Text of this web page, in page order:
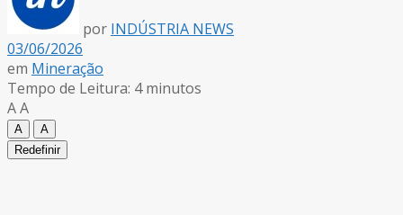
por INDÚSTRIA NEWS
03/06/2026
em Mineração
Tempo de Leitura: 4 minutos
AA
A
A
Redefinir